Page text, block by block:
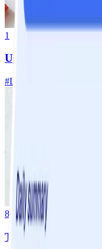
1
Ugnsrostad potatis
#Lätt
8
Tacos